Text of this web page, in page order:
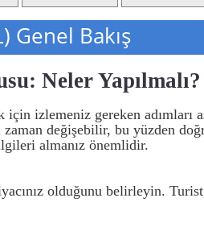
Genel Bakış
Neler
için izlemeniz gereken adımları
zaman değişebilir, bu yüzden
almanız önemlidir.
olduğunu belirleyin.